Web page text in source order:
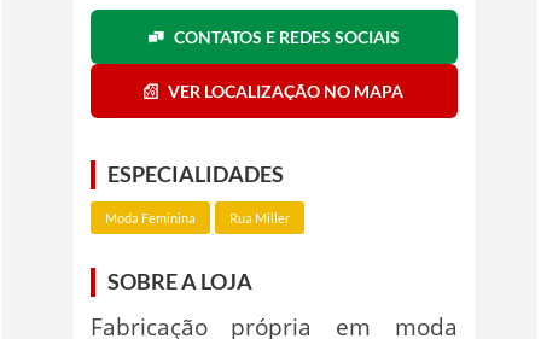
CONTATOS E REDES SOCIAIS
VER LOCALIZAÇÃO NO MAPA
ESPECIALIDADES
Moda Feminina Rua Miller
SOBRE A LOJA
Fabricação própria em moda